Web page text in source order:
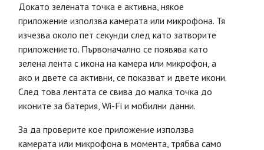
Докато зелената точка е активна, някое
приложение използва камерата или микрофона. Тя
изчезва около пет секунди след като затворите
приложението. Първоначално се появява като
зелена лента с икона на камера или микрофон, а
ако и двете са активни, се показват и двете икони.
След това лентата се свива до малка точка до
иконите за батерия, Wi-Fi и мобилни данни.
За да проверите кое приложение използва
камерата или микрофона в момента, трябва само